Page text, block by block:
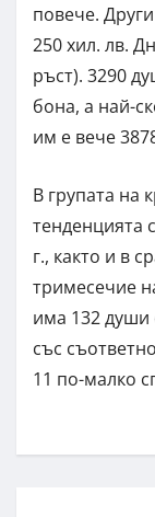
повече.
250 хил. лв.
ръст). 3290
бона, а най-
им е вече
В групата на
тенденцията
г., както и в
тримесечие
има 132 души
със
11 по-малко